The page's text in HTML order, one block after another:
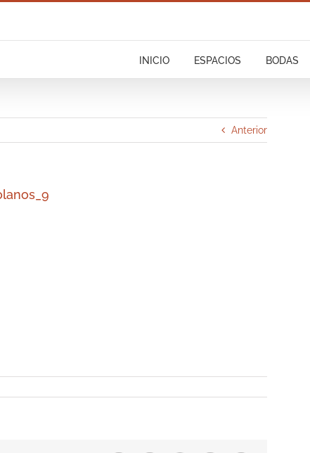
INICIO ESPACIOS BODAS
Anterior